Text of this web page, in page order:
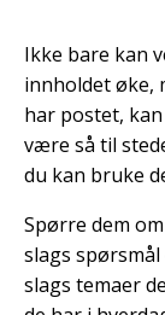
Ikke bare kan
innholdet øke,
har postet,
være så til
du kan bruke
Spørre dem
slags
slags temaer